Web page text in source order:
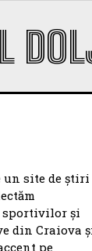
un site de știri
sportivilor și
din Craiova
pe